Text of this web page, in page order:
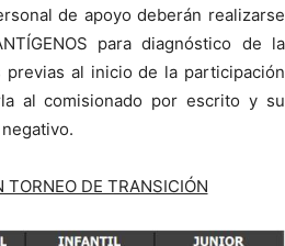
de apoyo deberán realizarse
para diagnóstico de la
previas al inicio de la participación
al comisionado por escrito y su
TORNEO DE TRANSICIÓN